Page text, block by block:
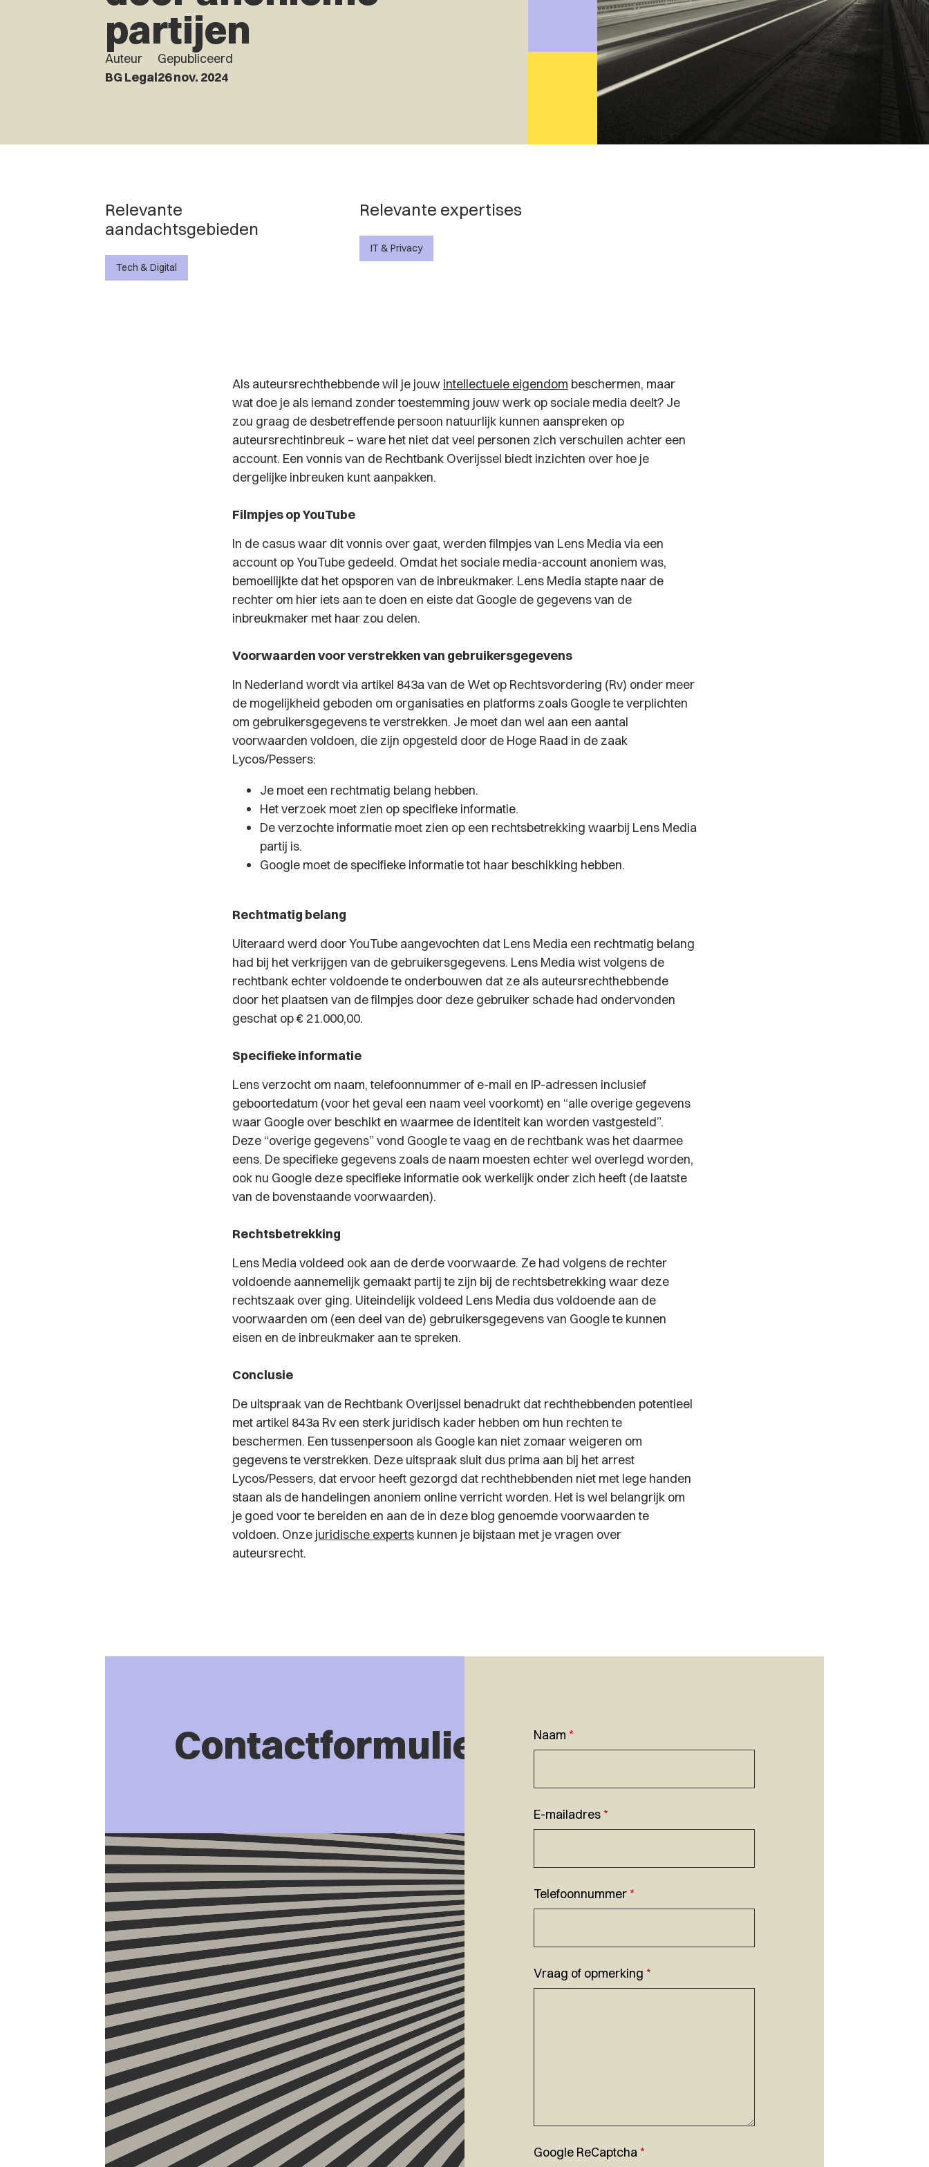
partijen
Auteur
BG Legal
Gepubliceerd
26 nov. 2024
Relevante
aandachtsgebieden
Tech & Digital
Relevante expertises
IT & Privacy
Als auteursrechthebbende wil je jouw intellectuele eigendom beschermen, maar
wat doe je als iemand zonder toestemming jouw werk op sociale media deelt? Je
zou graag de desbetreffende persoon natuurlijk kunnen aanspreken op
auteursrechtinbreuk – ware het niet dat veel personen zich verschuilen achter een
account. Een vonnis van de Rechtbank Overijssel biedt inzichten over hoe je
dergelijke inbreuken kunt aanpakken.
Filmpjes op YouTube
In de casus waar dit vonnis over gaat, werden filmpjes van Lens Media via een
account op YouTube gedeeld. Omdat het sociale media-account anoniem was,
bemoeilijkte dat het opsporen van de inbreukmaker. Lens Media stapte naar de
rechter om hier iets aan te doen en eiste dat Google de gegevens van de
inbreukmaker met haar zou delen.
Voorwaarden voor verstrekken van gebruikersgegevens
In Nederland wordt via artikel 843a van de Wet op Rechtsvordering (Rv) onder meer
de mogelijkheid geboden om organisaties en platforms zoals Google te verplichten
om gebruikersgegevens te verstrekken. Je moet dan wel aan een aantal
voorwaarden voldoen, die zijn opgesteld door de Hoge Raad in de zaak
Lycos/Pessers:
Je moet een rechtmatig belang hebben.
Het verzoek moet zien op specifieke informatie.
De verzochte informatie moet zien op een rechtsbetrekking waarbij Lens Media
partij is.
Google moet de specifieke informatie tot haar beschikking hebben.
Rechtmatig belang
Uiteraard werd door YouTube aangevochten dat Lens Media een rechtmatig belang
had bij het verkrijgen van de gebruikersgegevens. Lens Media wist volgens de
rechtbank echter voldoende te onderbouwen dat ze als auteursrechthebbende
door het plaatsen van de filmpjes door deze gebruiker schade had ondervonden
geschat op € 21.000,00.
Specifieke informatie
Lens verzocht om naam, telefoonnummer of e-mail en IP-adressen inclusief
geboortedatum (voor het geval een naam veel voorkomt) en “alle overige gegevens
waar Google over beschikt en waarmee de identiteit kan worden vastgesteld”.
Deze “overige gegevens” vond Google te vaag en de rechtbank was het daarmee
eens. De specifieke gegevens zoals de naam moesten echter wel overlegd worden,
ook nu Google deze specifieke informatie ook werkelijk onder zich heeft (de laatste
van de bovenstaande voorwaarden).
Rechtsbetrekking
Lens Media voldeed ook aan de derde voorwaarde. Ze had volgens de rechter
voldoende aannemelijk gemaakt partij te zijn bij de rechtsbetrekking waar deze
rechtszaak over ging. Uiteindelijk voldeed Lens Media dus voldoende aan de
voorwaarden om (een deel van de) gebruikersgegevens van Google te kunnen
eisen en de inbreukmaker aan te spreken.
Conclusie
De uitspraak van de Rechtbank Overijssel benadrukt dat rechthebbenden potentieel
met artikel 843a Rv een sterk juridisch kader hebben om hun rechten te
beschermen. Een tussenpersoon als Google kan niet zomaar weigeren om
gegevens te verstrekken. Deze uitspraak sluit dus prima aan bij het arrest
Lycos/Pessers, dat ervoor heeft gezorgd dat rechthebbenden niet met lege handen
staan als de handelingen anoniem online verricht worden. Het is wel belangrijk om
je goed voor te bereiden en aan de in deze blog genoemde voorwaarden te
voldoen. Onze juridische experts kunnen je bijstaan met je vragen over
auteursrecht.
Contactformulier Naam *
E-mailadres *
Telefoonnummer *
Vraag of opmerking *
Google ReCaptcha *